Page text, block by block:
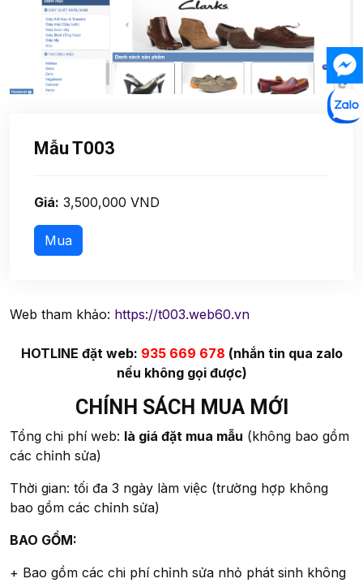
Mẫu T003
Giá: 3,500,000 VND
Web tham khảo: https://t003.web60.vn
HOTLINE đặt web: 935 669 678 (nhắn tin qua zalo
nếu không gọi được)
CHÍNH SÁCH MUA MỚI
Tổng chi phí web: là giá đặt mua mẫu (không bao gồm
các chỉnh sửa)
Thời gian: tối đa 3 ngày làm việc (trường hợp không
bao gồm các chỉnh sửa)
BAO GỒM:
+ Bao gồm các chi phí chỉnh sửa nhỏ phát sinh không